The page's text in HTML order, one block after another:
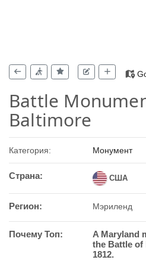
Battle
Baltimore
Категория: Монумент
Страна: США
Регион: Мэриленд
Почему Топ:
A Maryland
the Battle of
1812.